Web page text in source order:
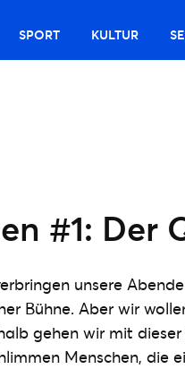
SPORT KULTUR
#1: Der
unsere
Bühne. Aber wir
gehen wir mit
Menschen, die